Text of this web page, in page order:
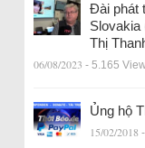
Đài phát
Slovakia
Thị
06/08/2023 - 5.165
Ủng hộ
15/02/2018